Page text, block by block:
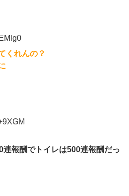
くれんの？
報酬でトイレは500連報酬だっ